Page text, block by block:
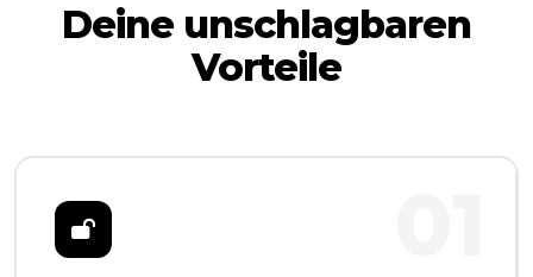
Deine unschlagbaren
Vorteile